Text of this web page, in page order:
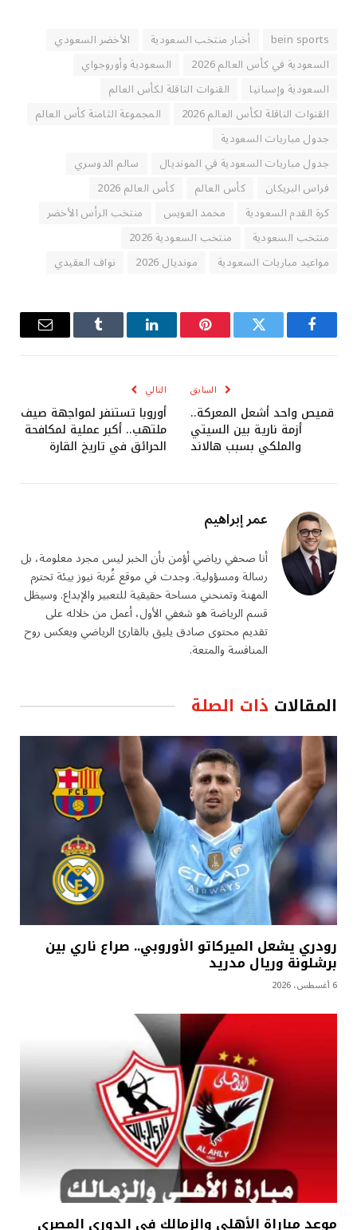
bein sports أخبار منتخب السعودية
الأخضر السعودي
السعودية في كأس العالم 2026
السعودية وأوروجواي
السعودية وإسبانيا
القنوات الناقلة لكأس العالم
القنوات الناقلة لكأس العالم 2026
المجموعة الثامنة كأس العالم
جدول مباريات السعودية
جدول مباريات السعودية في المونديال
سالم الدوسري
فراس البريكان
كأس العالم
كأس العالم 2026
كرة القدم السعودية
محمد العويس
منتخب الرأس الأخضر
منتخب السعودية
منتخب السعودية 2026
مواعيد مباريات السعودية
مونديال 2026 نواف العقيدي
فيسبوك تويتر بينتيريستلينكدإن Tumblr
البريد
السابق
قميص واحد أشعل المعركة..
أزمة نارية بين السيتي
والملكي بسبب هالاند
التالي
أوروبا تستنفر لمواجهة صيف
ملتهب.. أكبر عملية لمكافحة
الحرائق في تاريخ القارة
عمر إبراهيم
أنا صحفي رياضي أؤمن بأن الخبر ليس مجرد معلومة، بل
رسالة ومسؤولية. وجدت في موقع غُربة نيوز بيئة تحترم
المهنة وتمنحني مساحة حقيقية للتعبير والإبداع. وسيظل
قسم الرياضة هو شغفي الأول، أعمل من خلاله على
تقديم محتوى صادق يليق بالقارئ الرياضي ويعكس روح
المنافسة والمتعة.
المقالات ذات الصلة
رودري يشعل الميركاتو الأوروبي.. صراع ناري بين
برشلونة وريال مدريد
6 أغسطس، 2026
موعد مباراة الأهلي والزمالك في الدوري المصري